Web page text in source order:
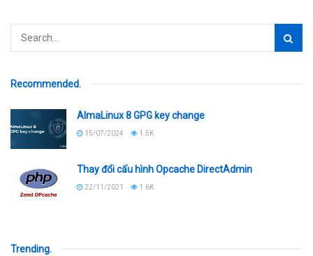
Recommended.
AlmaLinux 8 GPG key change
15/07/2024 1.5K
Thay đổi cấu hình Opcache DirectAdmin
22/11/2021 1.6K
Trending.